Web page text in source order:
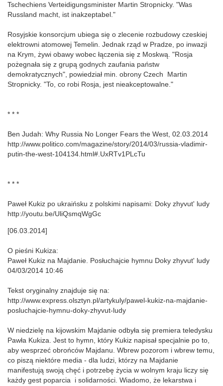
Tschechiens Verteidigungsminister Martin Stropnicky. "Was
Russland macht, ist inakzeptabel."
Rosyjskie konsorcjum ubiega się o zlecenie rozbudowy czeskiej
elektrowni atomowej Temelin. Jednak rząd w Pradze, po inwazji
na Krym, żywi obawy wobec łączenia się z Moskwą. "Rosja
pożegnała się z grupą godnych zaufania państw
demokratycznych", powiedział min. obrony Czech Martin
Stropnicky. "To, co robi Rosja, jest nieakceptowalne."
* * *
Ben Judah: Why Russia No Longer Fears the West, 02.03.2014
http://www.politico.com/magazine/story/2014/03/russia-vladimir-
putin-the-west-104134.html#.UxRTv1PLcTu
* * *
Paweł Kukiz po ukraińsku z polskimi napisami: Doky zhyvut' ludy
http://youtu.be/UliQsmqWgGc
[06.03.2014]
O pieśni Kukiza:
Paweł Kukiz na Majdanie. Posłuchajcie hymnu Doky zhyvut' ludy
04/03/2014 10:46
Tekst oryginalny znajduje się na:
http://www.express.olsztyn.pl/artykuly/pawel-kukiz-na-majdanie-
posluchajcie-hymnu-doky-zhyvut-ludy
W niedzielę na kijowskim Majdanie odbyła się premiera teledysku
Pawła Kukiza. Jest to hymn, który Kukiz napisał specjalnie po to,
aby wesprzeć obrońców Majdanu. Wbrew pozorom i wbrew temu,
co piszą niektóre media - dla ludzi, którzy na Majdanie
manifestują swoją chęć i potrzebę życia w wolnym kraju liczy się
każdy gest poparcia i solidarności. Wiadomo, że lekarstwa i